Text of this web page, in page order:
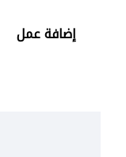
إضافة عمل